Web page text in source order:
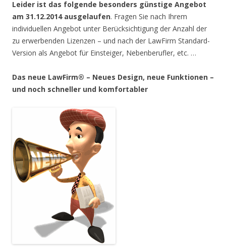
Leider ist das folgende besonders günstige Angebot
am 31.12.2014 ausgelaufen. Fragen Sie nach Ihrem
individuellen Angebot unter Berücksichtigung der Anzahl der
zu erwerbenden Lizenzen – und nach der LawFirm Standard-
Version als Angebot für Einsteiger, Nebenberufler, etc. …
Das neue LawFirm® – Neues Design, neue Funktionen –
und noch schneller und komfortabler